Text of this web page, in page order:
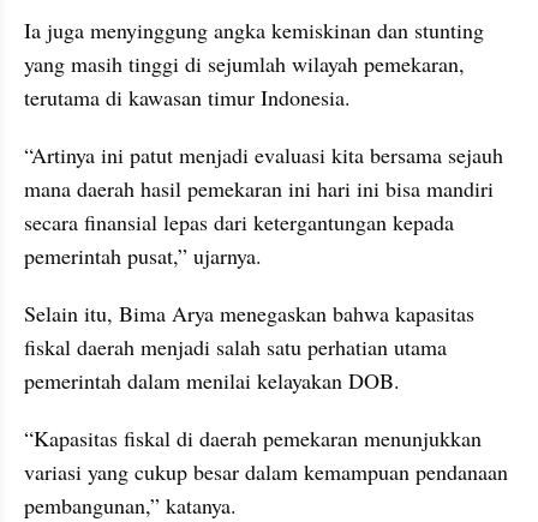
Ia juga menyinggung angka kemiskinan dan stunting
yang masih tinggi di sejumlah wilayah pemekaran,
terutama di kawasan timur Indonesia.
“Artinya ini patut menjadi evaluasi kita bersama sejauh
mana daerah hasil pemekaran ini hari ini bisa mandiri
secara finansial lepas dari ketergantungan kepada
pemerintah pusat,” ujarnya.
Selain itu, Bima Arya menegaskan bahwa kapasitas
fiskal daerah menjadi salah satu perhatian utama
pemerintah dalam menilai kelayakan DOB.
“Kapasitas fiskal di daerah pemekaran menunjukkan
variasi yang cukup besar dalam kemampuan pendanaan
pembangunan,” katanya.